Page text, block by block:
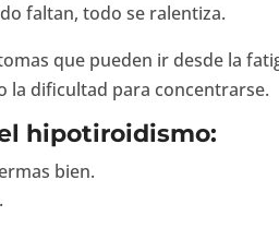
faltan, todo se ralentiza.
que pueden ir desde la
la dificultad para concentrarse.
hipotiroidismo:
bien.